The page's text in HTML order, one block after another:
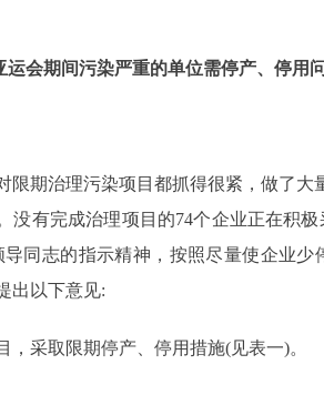
运会期间污染严重的单位需停产、停用
治理污染项目都抓得很紧，做了大
没有完成治理项目的74个企业正在积
同志的指示精神，按照尽量使企业少
出以下意见:
采取限期停产、停用措施(见表一)。